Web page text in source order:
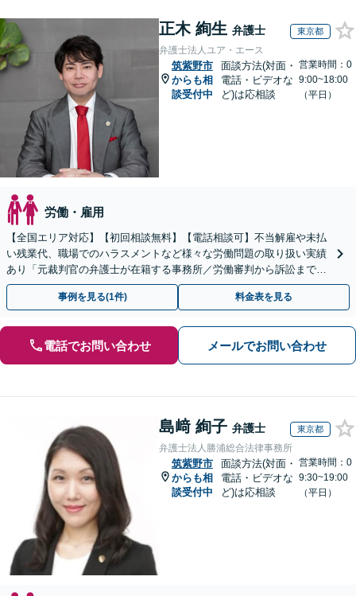
正木 絢生 弁護士 東京都
弁護士法人ユア・エース
筑紫野市
からも相
談受付中
面談方法(対面・
電話・ビデオな
ど)は応相談
営業時間：0
9:00~18:00
（平日）
労働・雇用
【全国エリア対応】【初回相談無料】【電話相談可】不当解雇や未払
い残業代、職場でのハラスメントなど様々な労働問題の取り扱い実績
あり「元裁判官の弁護士が在籍する事務所／労働審判から訴訟まで、
裁判官経験を活かした最適な戦略を立案」
事例を見る(1件) 料金表を見る
電話でお問い合わせ メールでお問い合わせ
島﨑 絢子 弁護士 東京都
弁護士法人勝浦総合法律事務所
筑紫野市
からも相
談受付中
面談方法(対面・
電話・ビデオな
ど)は応相談
営業時間：0
9:30~19:00
（平日）